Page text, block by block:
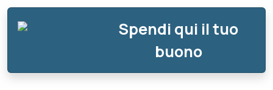
Spendi qui il tuo
buono